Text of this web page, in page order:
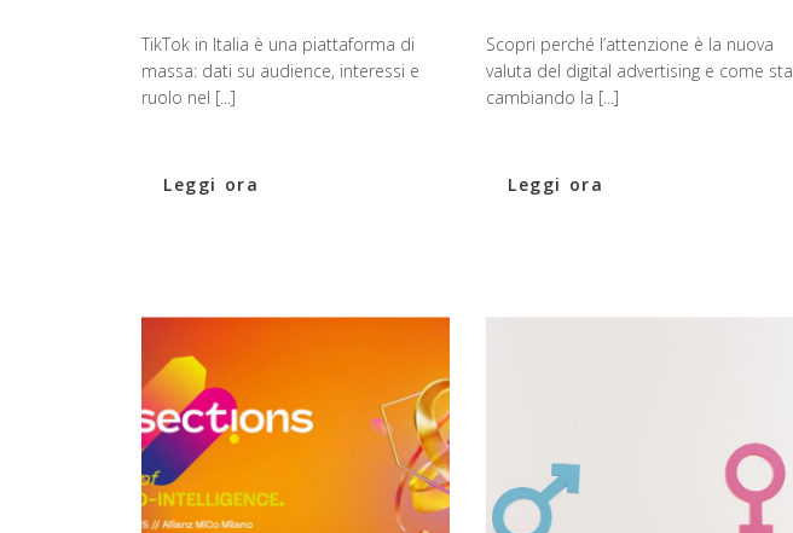
TikTok in Italia è una piattaforma di
massa: dati su audience, interessi e
ruolo nel [...]
Leggi ora
Scopri perché l’attenzione è la nuova
valuta del digital advertising e come sta
cambiando la [...]
Leggi ora